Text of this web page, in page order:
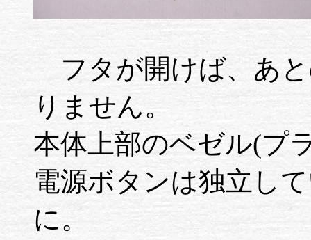
フタが開けば、あ
りません。
本体上部のベゼル(プ
電源ボタンは独立し
に。